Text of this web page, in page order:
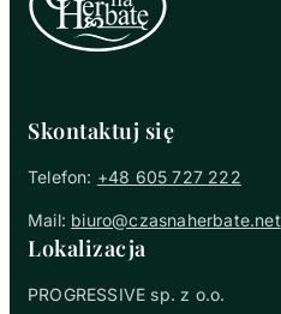
Skontaktuj się
Telefon: +48 605 727 222
Mail: biuro@czasnaherbate.net
Lokalizacja
PROGRESSIVE sp. z o.o.